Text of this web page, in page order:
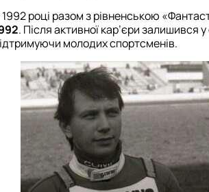
році разом з рівненською
. Після активної кар’єри залишився
молодих спортсменів.